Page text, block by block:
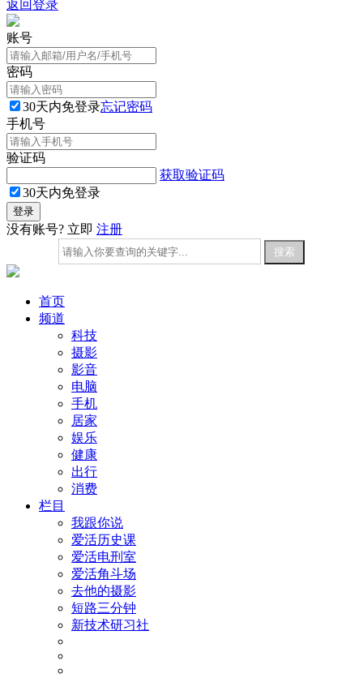
返回登录
账号
密码
30天内免登录忘记密码
手机号
验证码
获取验证码
30天内免登录
没有账号? 立即 注册
首页
频道
科技
摄影
影音
电脑
手机
居家
娱乐
健康
出行
消费
栏目
我跟你说
爱活历史课
爱活电刑室
爱活角斗场
去他的摄影
短路三分钟
新技术研习社